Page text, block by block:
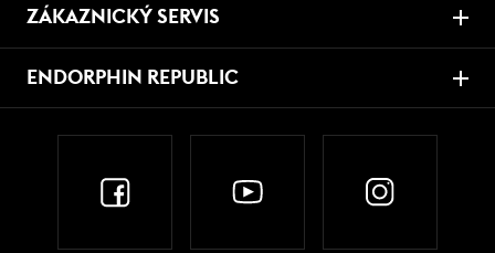
ZÁKAZNICKÝ SERVIS
ENDORPHIN REPUBLIC